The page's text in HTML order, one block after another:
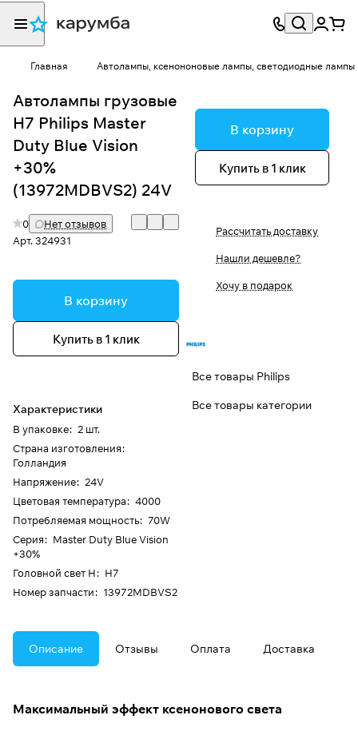
Главная Автолампы, ксенононовые лампы, светодиодные лампы
Автолампы грузовые
H7 Philips Master
Duty Blue Vision
+30%
(13972MDBVS2) 24V
0
Нет отзывов
Арт.324931
В корзину
Купить в 1 клик
Характеристики
В упаковке: 2 шт.
Страна изготовления:
Голландия
Напряжение: 24V
Цветовая температура: 4000
Потребляемая мощность: 70W
Серия: Master Duty Blue Vision
+30%
Головной свет H: H7
Номер запчасти: 13972MDBVS2
В корзину
Купить в 1 клик
Рассчитать доставку
Нашли дешевле?
Хочу в подарок
Все товары Philips
Все товары категории
Описание Отзывы Оплата Доставка
Максимальный эффект ксенонового света